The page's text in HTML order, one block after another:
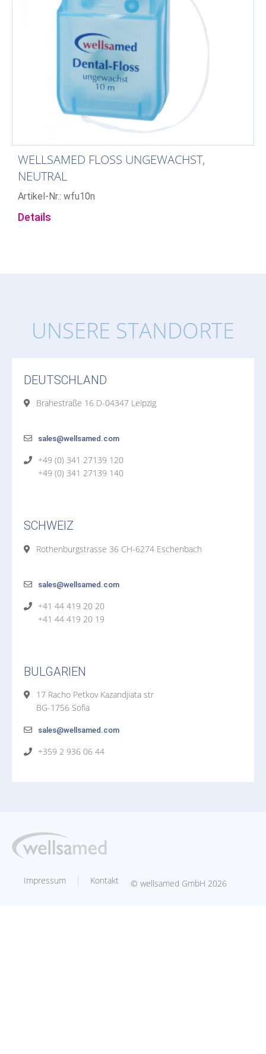
WELLSAMED FLOSS UNGEWACHST,
NEUTRAL
Artikel-Nr.: wfu10n
Details
UNSERE STANDORTE
DEUTSCHLAND
Brahestraße 16 D-04347 Leipzig
sales@wellsamed.com
+49 (0) 341 27139 120
+49 (0) 341 27139 140
SCHWEIZ
Rothenburgstrasse 36 CH-6274 Eschenbach
sales@wellsamed.com
+41 44 419 20 20
+41 44 419 20 19
BULGARIEN
17 Racho Petkov Kazandjiata str
BG-1756 Sofia
sales@wellsamed.com
+359 2 936 06 44
Impressum Kontakt © wellsamed GmbH 2026